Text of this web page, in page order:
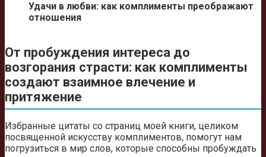
Удачи в любви: как комплименты преображают
отношения
От пробуждения интереса до
возгорания страсти: как комплименты
создают взаимное влечение и
притяжение
Избранные цитаты со страниц моей книги, целиком
посвященной искусству комплиментов, помогут нам
погрузиться в мир слов, которые способны пробуждать